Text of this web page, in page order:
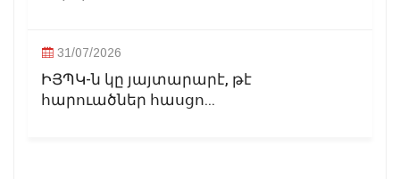
31/07/2026
ԻՅՊԿ-ն կը յայտարարէ, թէ
հարուածներ հասցո...